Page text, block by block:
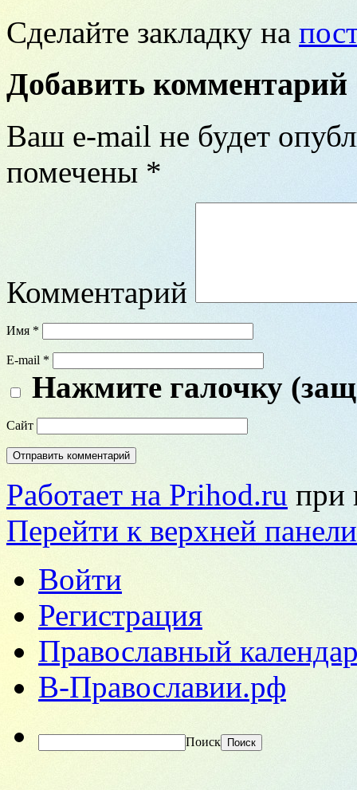
Сделайте закладку на
Добавить комментарий
Ваш e-mail не будет
помечены *
Комментарий
Имя *
E-mail *
Нажмите галочку
Сайт
Работает на Prihod.ru при
Перейти к верхней панели
Войти
Регистрация
Православный
В-Православии.рф
Поиск